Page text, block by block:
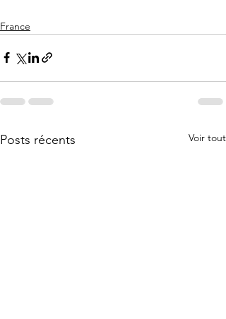
France
Posts récents Voir tout